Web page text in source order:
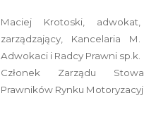
Maciej Krotoski,
zarządzający, Kancelaria
Adwokaci i Radcy Prawni sp.k.
Członek Zarządu
Prawników Rynku